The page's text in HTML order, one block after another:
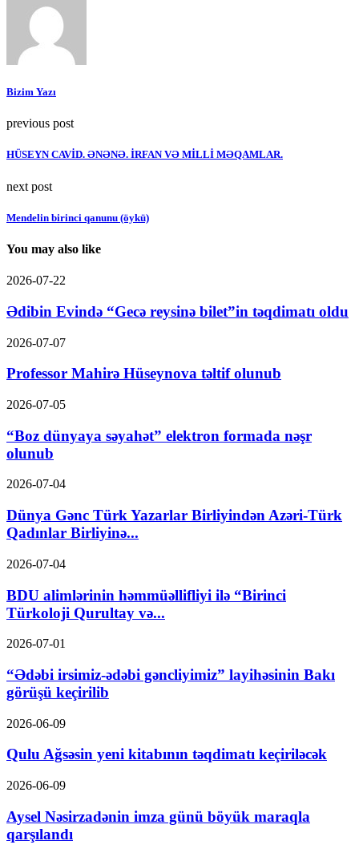
Bizim Yazı
previous post
HÜSEYN CAVİD. ƏNƏNƏ. İRFAN VƏ MİLLİ MƏQAMLAR.
next post
Mendelin birinci qanunu (öykü)
You may also like
2026-07-22
Ədibin Evində “Gecə reysinə bilet”in təqdimatı oldu
2026-07-07
Professor Mahirə Hüseynova təltif olunub
2026-07-05
“Boz dünyaya səyahət” elektron formada nəşr
olunub
2026-07-04
Dünya Gənc Türk Yazarlar Birliyindən Azəri-Türk
Qadınlar Birliyinə...
2026-07-04
BDU alimlərinin həmmüəllifliyi ilə “Birinci
Türkoloji Qurultay və...
2026-07-01
“Ədəbi irsimiz-ədəbi gəncliyimiz” layihəsinin Bakı
görüşü keçirilib
2026-06-09
Qulu Ağsəsin yeni kitabının təqdimatı keçiriləcək
2026-06-09
Aysel Nəsirzadənin imza günü böyük maraqla
qarşılandı